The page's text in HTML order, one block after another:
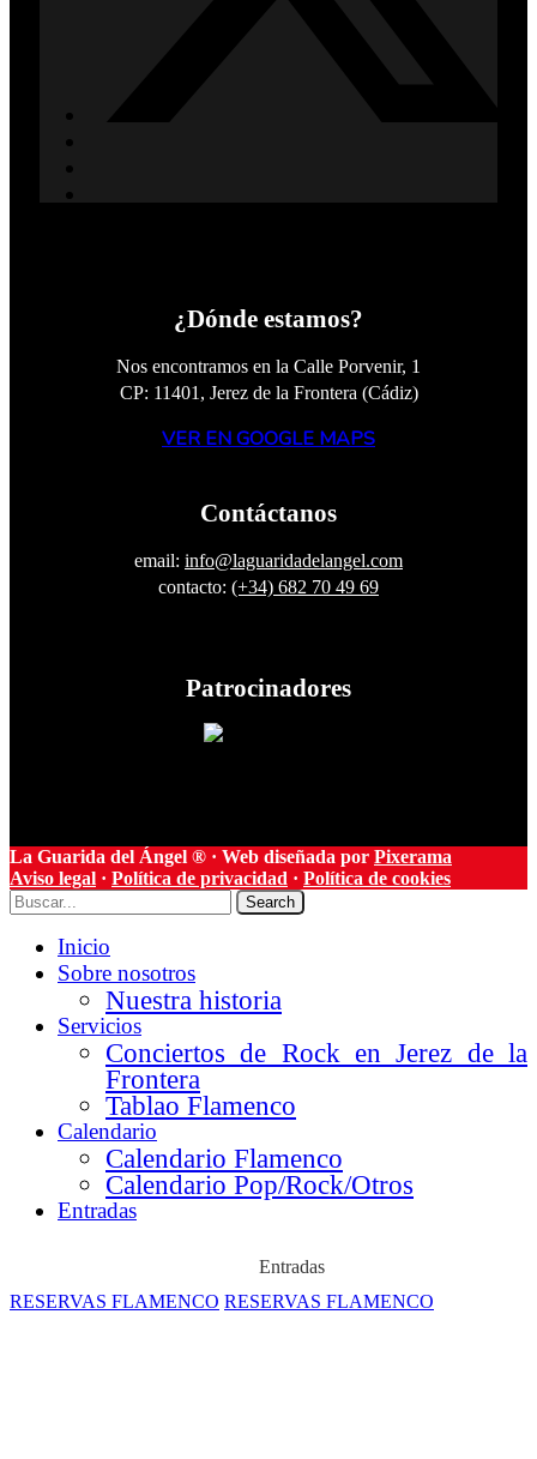
¿Dónde estamos?
Nos encontramos en la Calle Porvenir, 1
CP: 11401, Jerez de la Frontera (Cádiz)
VER EN GOOGLE MAPS
Contáctanos
email: info@laguaridadelangel.com
contacto: (+34) 682 70 49 69
Patrocinadores
La Guarida del Ángel ® · Web diseñada por Pixerama
Aviso legal · Política de privacidad · Política de cookies
Search
Inicio
Sobre nosotros
Nuestra historia
Servicios
Conciertos de Rock en Jerez de la
Frontera
Tablao Flamenco
Calendario
Calendario Flamenco
Calendario Pop/Rock/Otros
Entradas
Entradas
RESERVAS FLAMENCO RESERVAS FLAMENCO